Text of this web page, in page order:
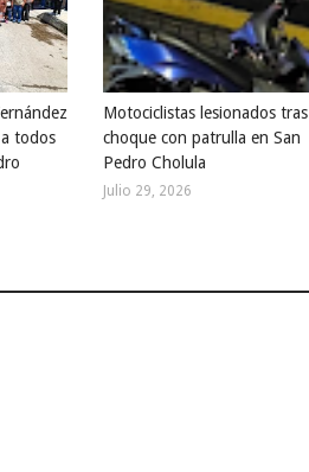
todos
Motociclistas lesionados tras
choque con patrulla en San
Pedro Cholula
Julio 29, 2026